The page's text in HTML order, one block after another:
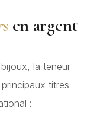
en argent
la teneur
titres
: